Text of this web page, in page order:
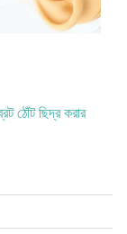
ঠোঁট ছিদ্র করার